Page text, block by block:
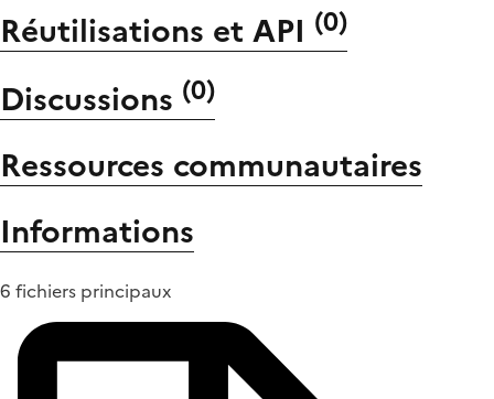
Réutilisations et API (0)
Discussions (0)
Ressources communautaires
Informations
6 fichiers principaux